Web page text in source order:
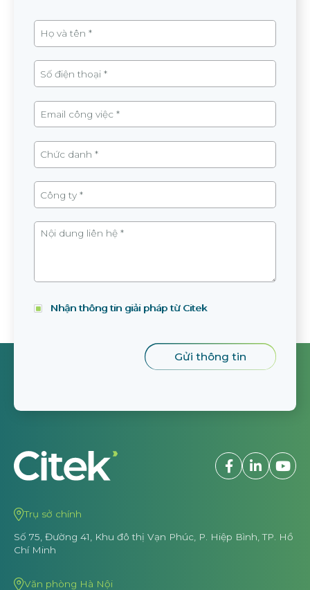
Nhận thông tin giải pháp từ Citek
Trụ sở chính
Số 75, Đường 41, Khu đô thị Vạn Phúc, P. Hiệp Bình, TP. Hồ
Chí Minh
Văn phòng Hà Nội